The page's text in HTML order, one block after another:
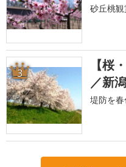
砂丘桃
3
【桜
／新
堤防を